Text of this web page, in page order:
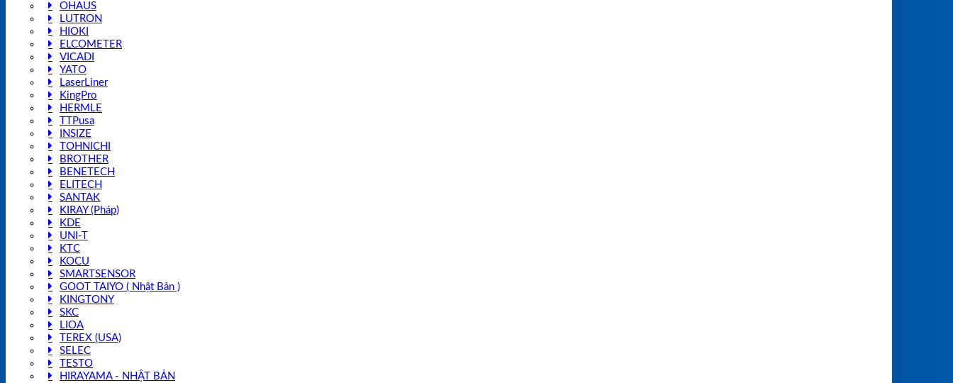
OHAUS
LUTRON
HIOKI
ELCOMETER
VICADI
YATO
LaserLiner
KingPro
HERMLE
TTPusa
INSIZE
TOHNICHI
BROTHER
BENETECH
ELITECH
SANTAK
KIRAY (Pháp)
KDE
UNI-T
KTC
KOCU
SMARTSENSOR
GOOT TAIYO ( Nhật Bản )
KINGTONY
SKC
LIOA
TEREX (USA)
SELEC
TESTO
HIRAYAMA - NHẬT BẢN